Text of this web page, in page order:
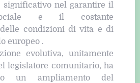
significativo nel garantire il
e il costante
condizioni di vita e di
europeo .
evolutiva, unitamente
legislatore comunitario, ha
un ampliamento del